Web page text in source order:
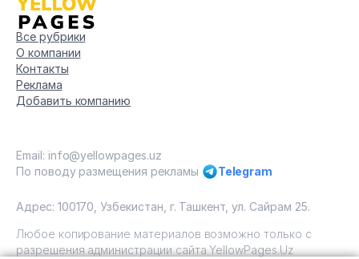
Все рубрики
О компании
Контакты
Реклама
Добавить компанию
Email: info@yellowpages.uz
По поводу размещения рекламы
Telegram
Адрес: 100170, Узбекистан, г. Ташкент, ул. Сайрам 25.
Любое копирование материалов возможно только с
разрешения администрации сайта YellowPages.Uz